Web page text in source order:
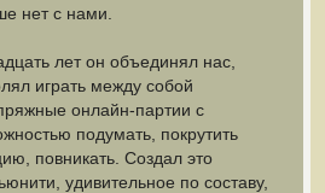
нет с нами.
лет он объединял нас,
играть между собой
онлайн-партии с
подумать, покрутить
повникать. Создал это
удивительное по составу,